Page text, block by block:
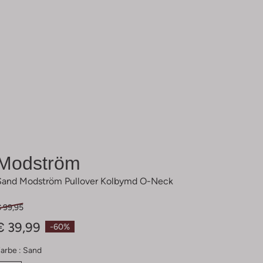
Modström Pullover Kolbymd O-Neck
-60%
99,95
39,99
: Sand